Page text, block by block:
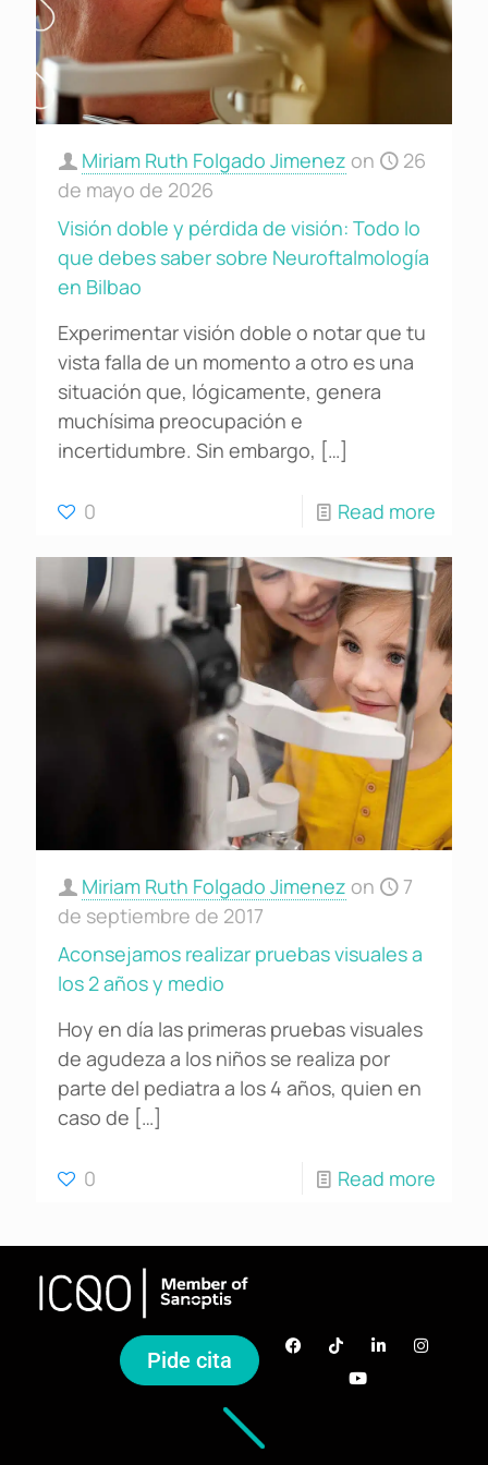
Miriam Ruth Folgado Jimenez on
26
de mayo de 2026
Visión doble y pérdida de visión: Todo lo
que debes saber sobre Neuroftalmología
en Bilbao
Experimentar visión doble o notar que tu
vista falla de un momento a otro es una
situación que, lógicamente, genera
muchísima preocupación e
incertidumbre. Sin embargo, […]
0 Read more
Miriam Ruth Folgado Jimenez on
7
de septiembre de 2017
Aconsejamos realizar pruebas visuales a
los 2 años y medio
Hoy en día las primeras pruebas visuales
de agudeza a los niños se realiza por
parte del pediatra a los 4 años, quien en
caso de […]
0 Read more
Pide cita